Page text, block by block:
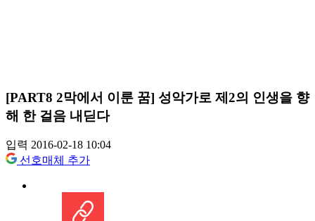
[PART8 2막에서 이룬 꿈] 성악가로 제2의 인생을 향
해 한 걸음 내딛다
입력 2016-02-18 10:04
선호매체 추가